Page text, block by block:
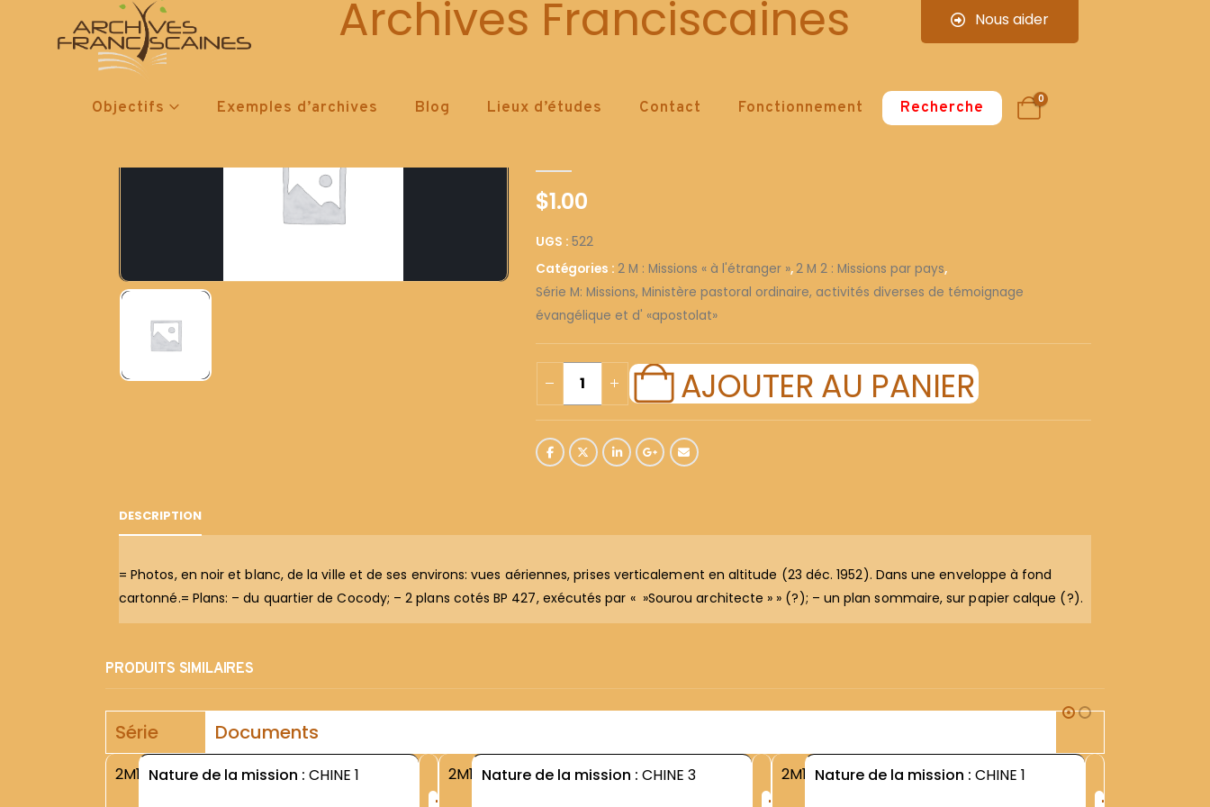
Archives Franciscaines Nous aider
Objectifs Exemples d’archives Blog Lieux d’études Contact Fonctionnement Recherche 0
522
$1.00
UGS : 522
Catégories : 2 M : Missions « à l'étranger »,2 M 2 : Missions par pays,
Série M: Missions, Ministère pastoral ordinaire, activités diverses de témoignage
évangélique et d' «apostolat»
AJOUTER AU PANIER
DESCRIPTION
= Photos, en noir et blanc, de la ville et de ses environs: vues aériennes, prises verticalement en altitude (23 déc. 1952). Dans une enveloppe à fond
cartonné.= Plans: – du quartier de Cocody; – 2 plans cotés BP 427, exécutés par « »Sourou architecte » » (?); – un plan sommaire, sur papier calque (?).
PRODUITS SIMILAIRES
Série Documents
2M1 Nature de la mission : CHINE 1 2M1 Nature de la mission : CHINE 3 2M1 Nature de la mission : CHINE 1